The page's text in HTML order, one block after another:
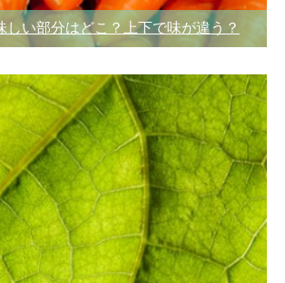
しい部分はどこ？上下で味が違う？